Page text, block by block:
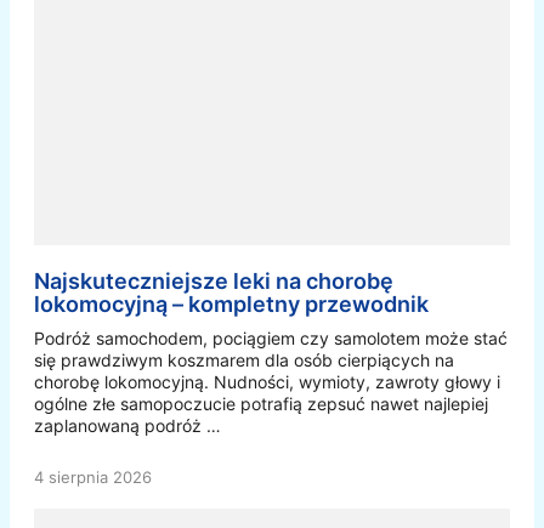
Najskuteczniejsze leki na chorobę
lokomocyjną – kompletny przewodnik
Podróż samochodem, pociągiem czy samolotem może stać
się prawdziwym koszmarem dla osób cierpiących na
chorobę lokomocyjną. Nudności, wymioty, zawroty głowy i
ogólne złe samopoczucie potrafią zepsuć nawet najlepiej
zaplanowaną podróż …
4 sierpnia 2026